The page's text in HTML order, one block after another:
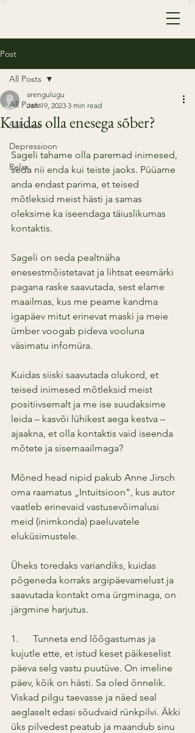
Post
All Posts
Sõltuvus
Depressioon
Relax
All Posts
Kuidas olla enesega sõber?
arengulugu
Jan 19, 2023 3 min read
Sageli tahame olla paremad inimesed,
seda nii enda kui teiste jaoks. Püüame
anda endast parima, et teised
mõtleksid meist hästi ja samas
oleksime ka iseendaga täiuslikumas
kontaktis.
Sageli on seda pealtnäha
enesestmõistetavat ja lihtsat eesmärki
pagana raske saavutada, sest elame
maailmas, kus me peame kandma
igapäev mitut erinevat maski ja meie
ümber voogab pideva vooluna
väsimatu infomüra.
Kuidas siiski saavutada olukord, et
teised inimesed mõtleksid meist
positiivsemalt ja me ise suudaksime
leida – kasvõi lühikest aega kestva –
ajaakna, et olla kontaktis vaid iseenda
mõtete ja sisemaailmaga?
Mõned head nipid pakub Anne Jirsch
oma raamatus „Intuitsioon“, kus autor
vaatleb erinevaid vastusevõimalusi
meid (inimkonda) paeluvatele
eluküsimustele.
Üheks toredaks variandiks, kuidas
põgeneda korraks argipäevamelust ja
saavutada kontakt oma ürgminaga, on
järgmine harjutus.
1.      Tunneta end lõõgastumas ja
kujutle ette, et istud keset päikeselist
päeva selg vastu puutüve. On imeline
päev, kõik on hästi. Sa oled õnnelik.
Viskad pilgu taevasse ja näed seal
aeglaselt edasi sõudvaid rünkpilvi. Äkki
üks pilvedest peatub ja maandub sinu